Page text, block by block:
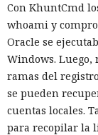
Con KhuntCmd
whoami y
Oracle se
Windows. Luego,
ramas del registro
se pueden
cuentas locales.
para recopilar la